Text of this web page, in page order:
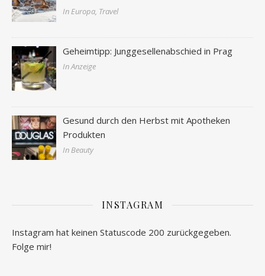
In Europa, Travel
Geheimtipp: Junggesellenabschied in Prag
In Anzeige
Gesund durch den Herbst mit Apotheken
Produkten
In Beauty
INSTAGRAM
Instagram hat keinen Statuscode 200 zurückgegeben.
Folge mir!